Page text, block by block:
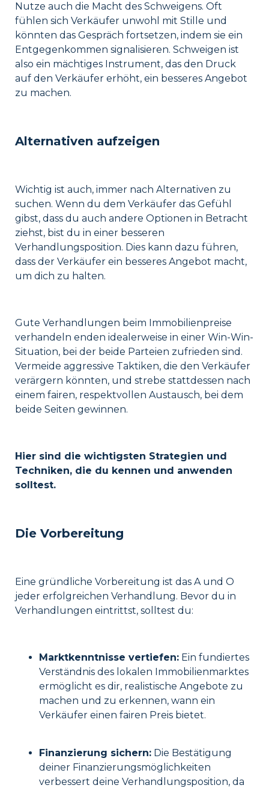
Nutze auch die Macht des Schweigens. Oft
fühlen sich Verkäufer unwohl mit Stille und
könnten das Gespräch fortsetzen, indem sie ein
Entgegenkommen signalisieren. Schweigen ist
also ein mächtiges Instrument, das den Druck
auf den Verkäufer erhöht, ein besseres Angebot
zu machen.
Alternativen aufzeigen
Wichtig ist auch, immer nach Alternativen zu
suchen. Wenn du dem Verkäufer das Gefühl
gibst, dass du auch andere Optionen in Betracht
ziehst, bist du in einer besseren
Verhandlungsposition. Dies kann dazu führen,
dass der Verkäufer ein besseres Angebot macht,
um dich zu halten.
Gute Verhandlungen beim Immobilienpreise
verhandeln enden idealerweise in einer Win-Win-
Situation, bei der beide Parteien zufrieden sind.
Vermeide aggressive Taktiken, die den Verkäufer
verärgern könnten, und strebe stattdessen nach
einem fairen, respektvollen Austausch, bei dem
beide Seiten gewinnen.
Hier sind die wichtigsten Strategien und
Techniken, die du kennen und anwenden
solltest.
Die Vorbereitung
Eine gründliche Vorbereitung ist das A und O
jeder erfolgreichen Verhandlung. Bevor du in
Verhandlungen eintrittst, solltest du:
Marktkenntnisse vertiefen: Ein fundiertes
Verständnis des lokalen Immobilienmarktes
ermöglicht es dir, realistische Angebote zu
machen und zu erkennen, wann ein
Verkäufer einen fairen Preis bietet.
Finanzierung sichern: Die Bestätigung
deiner Finanzierungsmöglichkeiten
verbessert deine Verhandlungsposition, da